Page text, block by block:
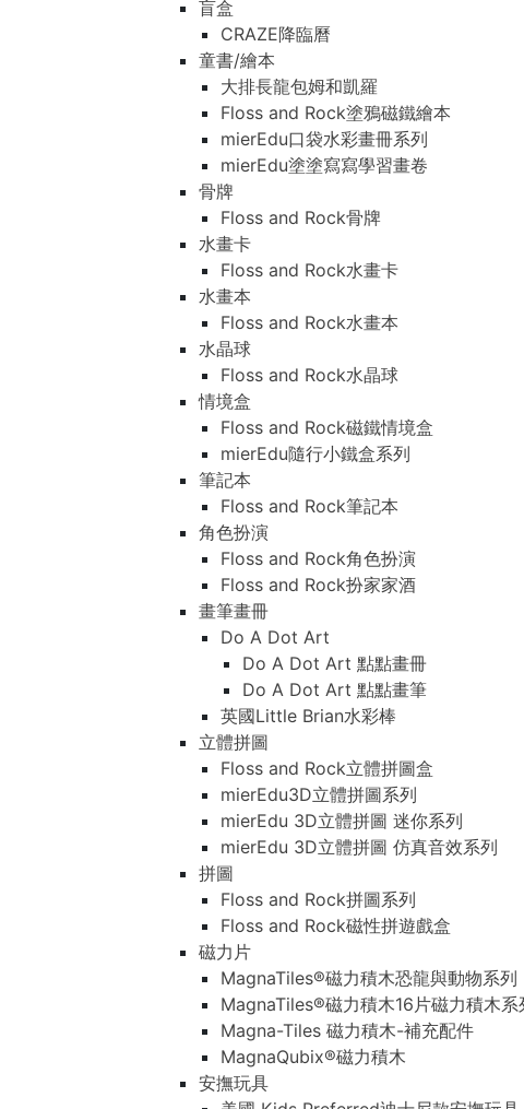
盲盒
CRAZE降臨曆
童書/繪本
大排長龍包姆和凱羅
Floss and Rock塗鴉磁鐵繪本
mierEdu口袋水彩畫冊系列
mierEdu塗塗寫寫學習畫卷
骨牌
Floss and Rock骨牌
水畫卡
Floss and Rock水畫卡
水畫本
Floss and Rock水畫本
水晶球
Floss and Rock水晶球
情境盒
Floss and Rock磁鐵情境盒
mierEdu隨行小鐵盒系列
筆記本
Floss and Rock筆記本
角色扮演
Floss and Rock角色扮演
Floss and Rock扮家家酒
畫筆畫冊
Do A Dot Art
Do A Dot Art 點點畫冊
Do A Dot Art 點點畫筆
英國Little Brian水彩棒
立體拼圖
Floss and Rock立體拼圖盒
mierEdu3D立體拼圖系列
mierEdu 3D立體拼圖 迷你系列
mierEdu 3D立體拼圖 仿真音效系列
拼圖
Floss and Rock拼圖系列
Floss and Rock磁性拼遊戲盒
磁力片
MagnaTiles®磁力積木恐龍與動物系列
MagnaTiles®磁力積木16片磁力積木系
Magna-Tiles 磁力積木-補充配件
MagnaQubix®磁力積木
安撫玩具